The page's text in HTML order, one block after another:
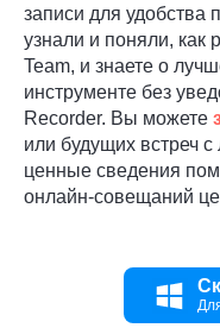
записи для удобства
узнали и поняли, как
Team, и знаете о
инструменте без
Recorder. Вы можете
или будущих встреч
ценные сведения
онлайн-совещаний